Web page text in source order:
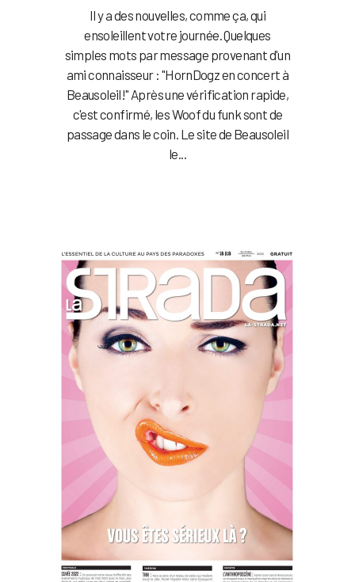
Il y a des nouvelles, comme ça, qui
ensoleillent votre journée. Quelques
simples mots par message provenant d'un
ami connaisseur : "HornDogz en concert à
Beausoleil!" Après une vérification rapide,
c'est confirmé, les Woof du funk sont de
passage dans le coin. Le site de Beausoleil
le...